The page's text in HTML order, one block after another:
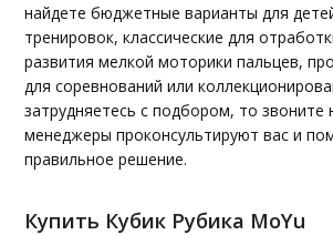
найдете бюджетные варианты для
тренировок, классические для
развития мелкой моторики пальцев,
для соревнований или
затрудняетесь с подбором, то
менеджеры проконсультируют вас и
правильное решение.
Купить Кубик Рубика MoYu